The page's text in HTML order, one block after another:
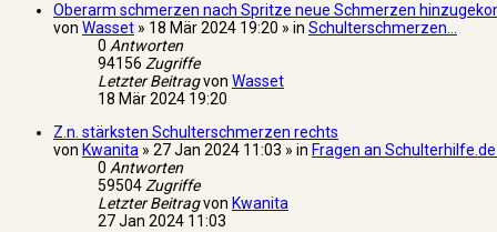
Oberarm schmerzen nach Spritze neue Schmerzen
von Wasset » 18 Mär 2024 19:20 » in Schulterschmerzen...
0 Antworten
94156 Zugriffe
Letzter Beitragvon Wasset
18 Mär 2024 19:20
Z.n. stärksten Schulterschmerzen rechts
von Kwanita » 27 Jan 2024 11:03 » in Fragen an
0 Antworten
59504Zugriffe
Letzter Beitragvon Kwanita
27 Jan 2024 11:03